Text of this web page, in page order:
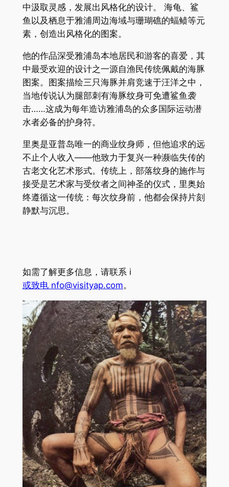
中汲取灵感，发展出风格化的设计。 海龟、鲨
鱼以及栖息于雅浦周边海域与珊瑚礁的蝠鲼等元
素，创造出风格化的图案。
他的作品深受雅浦岛本地居民和游客的喜爱，其
中最受欢迎的设计之一源自渔民传统佩戴的海豚
图案。图案描绘三只海豚并肩竞速于汪洋之中，
当地传说认为腿部刺有海豚纹身可免遭鲨鱼袭
击……这成为每年造访雅浦岛的众多国际运动潜
水者必备的护身符。
里奥是亚普岛唯一的商业纹身师，但他追求的远
不止个人收入——他致力于复兴一种濒临失传的
古老文化艺术形式。传统上，部落纹身的施作与
接受是艺术家与受纹者之间神圣的仪式，里奥始
终遵循这一传统：每次纹身前，他都会保持片刻
静默与沉思。
如需了解更多信息，请联系 i
或致电 nfo@visityap.com。